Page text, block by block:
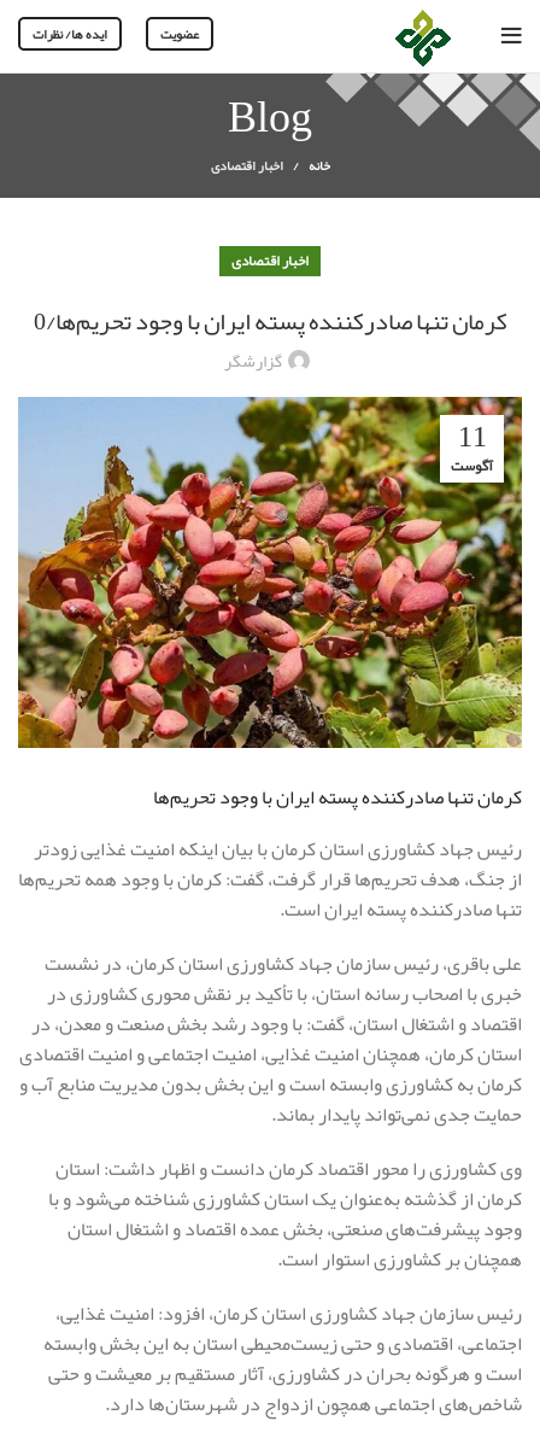
عضویت ایده ها/ نظرات
Blog
خانه اخبار اقتصادی
اخبار اقتصادی
کرمان تنها صادرکننده پسته ایران با وجود تحریم‌ها/0
گزارشگر
11
آگوست
کرمان تنها صادرکننده پسته ایران با وجود تحریم‌ها
رئیس جهاد کشاورزی استان کرمان با بیان اینکه امنیت غذایی زودتر
از جنگ، هدف تحریم‌ها قرار گرفت، گفت: کرمان با وجود همه تحریم‌ها
تنها صادرکننده پسته ایران است.
علی باقری، رئیس سازمان جهاد کشاورزی استان کرمان، در نشست
خبری با اصحاب رسانه استان، با تأکید بر نقش محوری کشاورزی در
اقتصاد و اشتغال استان، گفت: با وجود رشد بخش صنعت و معدن، در
استان کرمان، همچنان امنیت غذایی، امنیت اجتماعی و امنیت اقتصادی
کرمان به کشاورزی وابسته است و این بخش بدون مدیریت منابع آب و
حمایت جدی نمی‌تواند پایدار بماند.
وی کشاورزی را محور اقتصاد کرمان دانست و اظهار داشت: استان
کرمان از گذشته به‌عنوان یک استان کشاورزی شناخته می‌شود و با
وجود پیشرفت‌های صنعتی، بخش عمده اقتصاد و اشتغال استان
همچنان بر کشاورزی استوار است.
رئیس سازمان جهاد کشاورزی استان کرمان، افزود: امنیت غذایی،
اجتماعی، اقتصادی و حتی زیست‌محیطی استان به این بخش وابسته
است و هرگونه بحران در کشاورزی، آثار مستقیم بر معیشت و حتی
شاخص‌های اجتماعی همچون ازدواج در شهرستان‌ها دارد.